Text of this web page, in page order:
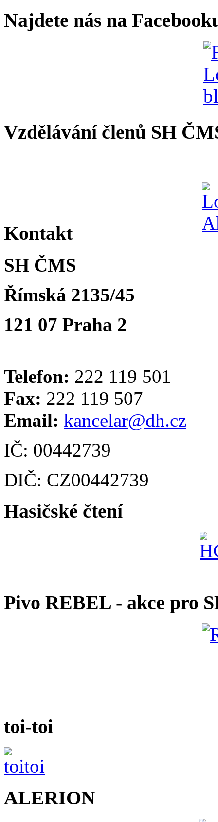
Najdete nás na
Vzdělávání členů SH
Kontakt
SH ČMS
Římská 2135/45
121 07 Praha 2
Telefon: 222 119 501
Fax: 222 119 507
Email: kancelar@dh.cz
IČ: 00442739
DIČ: CZ00442739
Hasičské čtení
Pivo REBEL - akce pro
toi-toi
ALERION